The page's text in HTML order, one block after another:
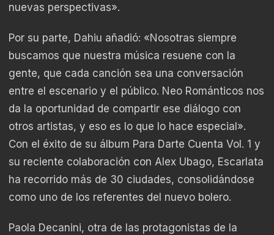
nuevas perspectivas».
Por su parte, Dahiu añadió: «Nosotras siempre
buscamos que nuestra música resuene con la
gente, que cada canción sea una conversación
entre el escenario y el público. Neo Románticos nos
da la oportunidad de compartir ese diálogo con
otros artistas, y eso es lo que lo hace especial».
Con el éxito de su álbum Para Darte Cuenta Vol. 1 y
su reciente colaboración con Alex Ubago, Escarlata
ha recorrido más de 30 ciudades, consolidándose
como uno de los referentes del nuevo bolero.
Paola Decanini, otra de las protagonistas de la